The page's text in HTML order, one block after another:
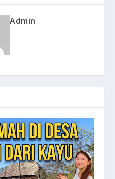
Admin